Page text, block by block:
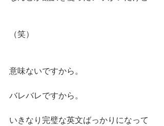
（笑）
意味ないですから。
バレバレですから。
いきなり完璧な英文ばっかりになって